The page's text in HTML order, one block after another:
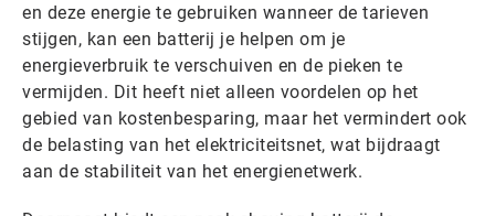
en deze energie te gebruiken wanneer de tarieven
stijgen, kan een batterij je helpen om je
energieverbruik te verschuiven en de pieken te
vermijden. Dit heeft niet alleen voordelen op het
gebied van kostenbesparing, maar het vermindert ook
de belasting van het elektriciteitsnet, wat bijdraagt
aan de stabiliteit van het energienetwerk.